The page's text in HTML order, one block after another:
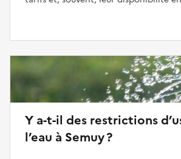
Y a-t-il des restrictions
l’eau à Semuy ?